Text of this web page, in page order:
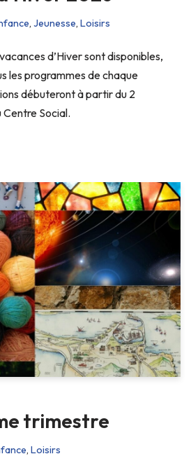
, Jeunesse, Loisirs
d’Hiver sont disponibles,
les programmes de chaque
débuteront à partir du 2
Centre Social.
trimestre
, Loisirs